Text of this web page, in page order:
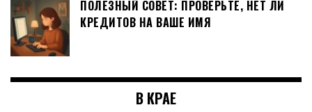
ПОЛЕЗНЫЙ СОВЕТ: ПРОВЕРЬТЕ, НЕТ ЛИ
КРЕДИТОВ НА ВАШЕ ИМЯ
В КРАЕ